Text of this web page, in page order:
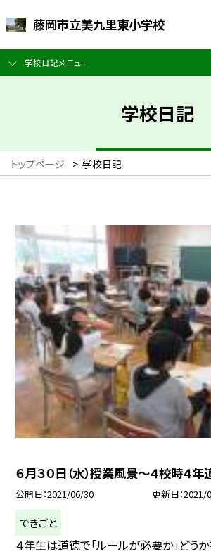
藤岡市立美九里東小学校
学校日記メニュー
学校日記
トップページ > 学校日記
６月３０日（水）授業風景〜４校時４
公開日 2021/06/30 更新日 2021/
できごと
４年生は道徳で「ルールが必要か」どうか